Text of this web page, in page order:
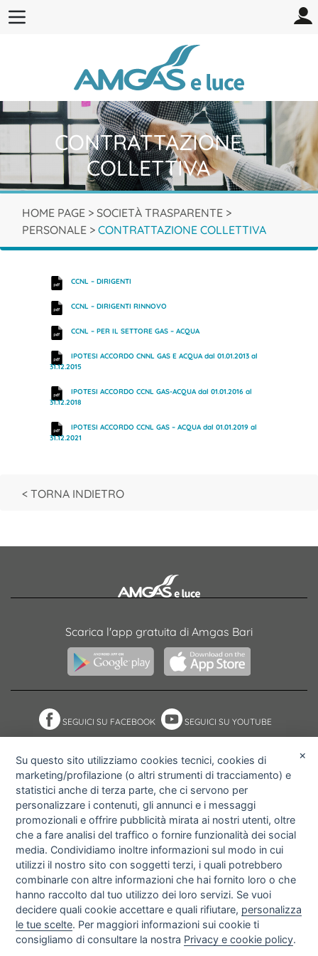
CONTRATTAZIONE
COLLETTIVA
HOME PAGE > SOCIETÀ TRASPARENTE >
PERSONALE > CONTRATTAZIONE COLLETTIVA
CCNL – DIRIGENTI
CCNL – DIRIGENTI RINNOVO
CCNL – PER IL SETTORE GAS – ACQUA
IPOTESI ACCORDO CNNL GAS E ACQUA dal 01.01.2013 al
31.12.2015
IPOTESI ACCORDO CCNL GAS-ACQUA dal 01.01.2016 al
31.12.2018
IPOTESI ACCORDO CCNL GAS – ACQUA dal 01.01.2019 al
31.12.2021
< TORNA INDIETRO
Scarica l'app gratuita di Amgas Bari
SEGUICI SU FACEBOOK SEGUICI SU YOUTUBE
NOTE ACCESSIBILITÀ
ACCESS KEY
MAPPA DEL SITO
PRIVACY POLICY
COOKIE POLICY
IMPOSTAZIONI PRIVACY E
COOKIE
Su questo sito utilizziamo cookies tecnici, cookies di
marketing/profilazione (o altri strumenti di tracciamento) e
statistici anche di terza parte, che ci servono per
personalizzare i contenuti, gli annunci e i messaggi
promozionali e offrire pubblicità mirata ai nostri utenti, oltre
che a fare analisi del traffico o fornire funzionalità dei social
media. Condividiamo inoltre informazioni sul modo in cui
utilizzi il nostro sito con soggetti terzi, i quali potrebbero
combinarle con altre informazioni che hai fornito loro o che
hanno raccolto dal tuo utilizzo dei loro servizi. Se vuoi
decidere quali cookie accettare e quali rifiutare, personalizza
le tue scelte. Per maggiori informazioni sui cookie ti
consigliamo di consultare la nostra Privacy e cookie policy.
×